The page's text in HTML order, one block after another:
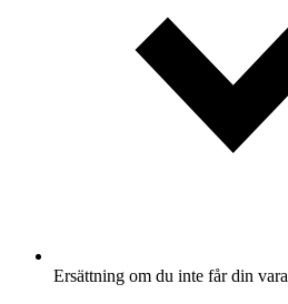
Ersättning om du inte får din vara